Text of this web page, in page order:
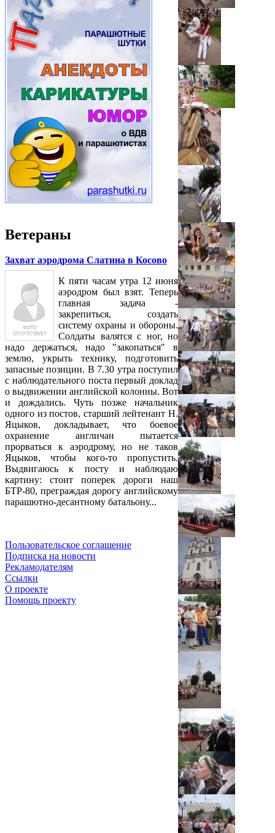
Ветераны
Захват аэродрома Слатина в Косово
К пяти часам утра 12 июня
аэродром был взят. Теперь
главная задача -
закрепиться, создать
систему охраны и обороны.
Солдаты валятся с ног, но
надо держаться, надо "закопаться" в
землю, укрыть технику, подготовить
запасные позиции. В 7.30 утра поступил
с наблюдательного поста первый доклад
о выдвижении английской колонны. Вот
и дождались. Чуть позже начальник
одного из постов, старший лейтенант Н.
Яцыков, докладывает, что боевое
охранение англичан пытается
прорваться к аэродрому, но не таков
Яцыков, чтобы кого-то пропустить.
Выдвигаюсь к посту и наблюдаю
картину: стоит поперек дороги наш
БТР-80, преграждая дорогу английскому
парашютно-десантному батальону...
Пользовательское соглашение
Подписка на новости
Рекламодателям
Ссылки
О проекте
Помощь проекту